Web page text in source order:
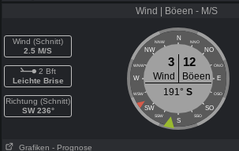
Wind | Böeen - M/S
Wind (Schnitt)
2.5 M/S
2 Bft
Leichte Brise
Richtung (Schnitt)
SW 236°
N
NNW NNO
NW NO
WNW ONO
W E
WSW OSO
SW SO
SSW SSO
S
3 12
Wind
Böeen
191°S
Grafiken - Prognose